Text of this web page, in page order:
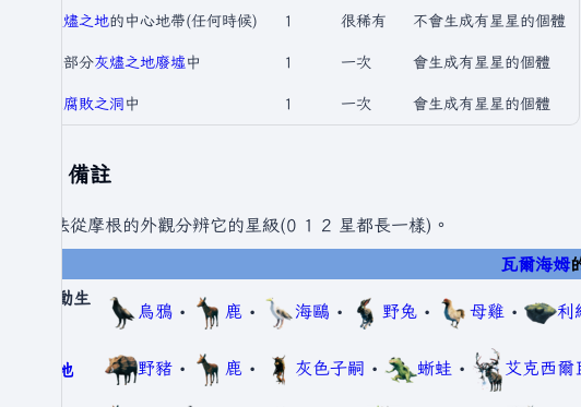
灰燼之地的中心地帶(任何時候) 1 很稀有 不會生成有星星的個體
在部分灰燼之地廢墟中 1 一次 會生成有星星的個體
腐敗之洞中 1 一次 會生成有星星的個體
備註
無法從摩根的外觀分辨它的星級(0 1 2 星都長一樣)。
瓦爾海姆
被動生
烏鴉 • 鹿 • 海鷗 • 野兔 • 母雞 • 利
草地 野豬 • 鹿 • 灰色子嗣 • 蜥蛙 • 艾克西爾